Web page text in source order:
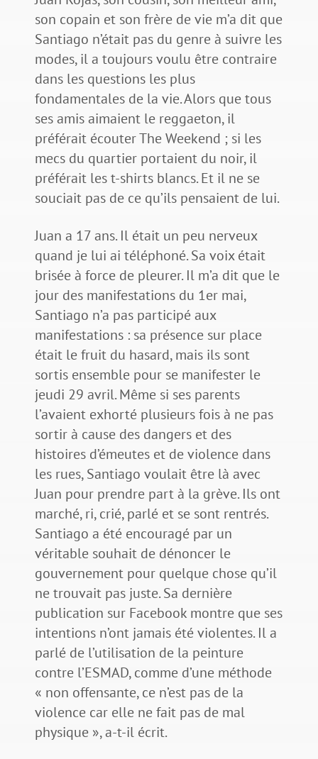
son copain et son frère de vie m’a dit que
Santiago n’était pas du genre à suivre les
modes, il a toujours voulu être contraire
dans les questions les plus
fondamentales de la vie. Alors que tous
ses amis aimaient le reggaeton, il
préférait écouter The Weekend ; si les
mecs du quartier portaient du noir, il
préférait les t-shirts blancs. Et il ne se
souciait pas de ce qu’ils pensaient de lui.
Juan a 17 ans. Il était un peu nerveux
quand je lui ai téléphoné. Sa voix était
brisée à force de pleurer. Il m’a dit que le
jour des manifestations du 1er mai,
Santiago n’a pas participé aux
manifestations : sa présence sur place
était le fruit du hasard, mais ils sont
sortis ensemble pour se manifester le
jeudi 29 avril. Même si ses parents
l’avaient exhorté plusieurs fois à ne pas
sortir à cause des dangers et des
histoires d’émeutes et de violence dans
les rues, Santiago voulait être là avec
Juan pour prendre part à la grève. Ils ont
marché, ri, crié, parlé et se sont rentrés.
Santiago a été encouragé par un
véritable souhait de dénoncer le
gouvernement pour quelque chose qu’il
ne trouvait pas juste. Sa dernière
publication sur Facebook montre que ses
intentions n’ont jamais été violentes. Il a
parlé de l’utilisation de la peinture
contre l’ESMAD, comme d’une méthode
« non offensante, ce n’est pas de la
violence car elle ne fait pas de mal
physique », a-t-il écrit.